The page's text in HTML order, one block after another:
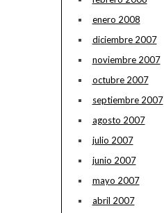
enero 2008
diciembre 2007
noviembre 2007
octubre 2007
septiembre 2007
agosto 2007
julio 2007
junio 2007
mayo 2007
abril 2007